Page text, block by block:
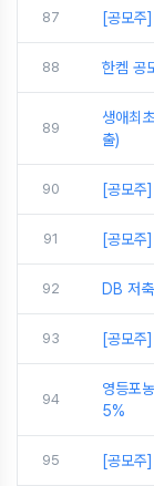
87 [공모주
88 한켐 공
89
생애최
출)
90 [공모주
91 [공모주
92 DB 저
93 [공모주
94
영등포
5%
95 [공모주